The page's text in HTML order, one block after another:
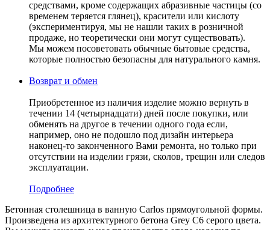
средствами, кроме содержащих абразивные частицы (со
временем теряется глянец), красители или кислоту
(экспериментируя, мы не нашли таких в розничной
продаже, но теоретически они могут существовать).
Мы можем посоветовать обычные бытовые средства,
которые полностью безопасны для натурального камня.
Возврат и обмен
Приобретенное из наличия изделие можно вернуть в
течении 14 (четырнадцати) дней после покупки, или
обменять на другое в течении одного года если,
например, оно не подошло под дизайн интерьера
наконец-то законченного Вами ремонта, но только при
отсутствии на изделии грязи, сколов, трещин или следов
эксплуатации.
Подробнее
Бетонная столешница в ванную Carlos прямоугольной формы.
Произведена из архитектурного бетона Grey C6 серого цвета.